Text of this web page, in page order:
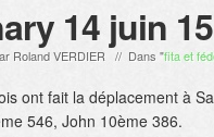
14 juin 15
Roland VERDIER // Dans "fita et
ont fait la déplacement à
546, John 10ème 386.